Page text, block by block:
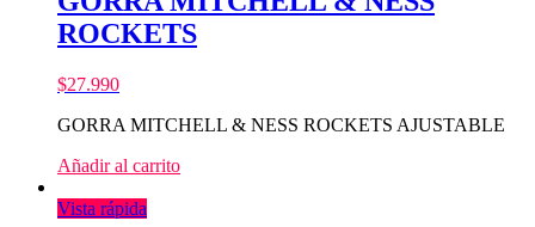
ROCKETS
$27.990
GORRA MITCHELL & NESS ROCKETS AJUSTABLE
Añadir al carrito
Vista rápida